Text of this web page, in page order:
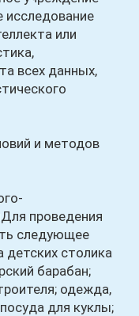
или
всех данных,
и методов
проведения
следующее
детских столика
барабан;
одежда,
для куклы;